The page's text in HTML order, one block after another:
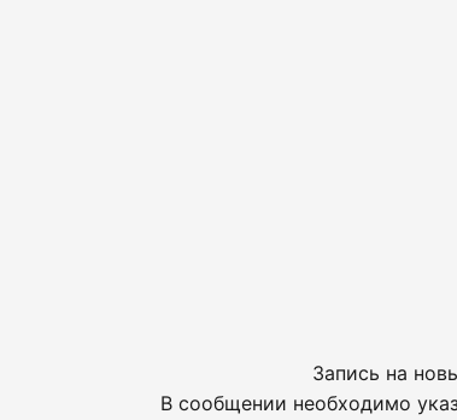
Запись на
В сообщении необходимо